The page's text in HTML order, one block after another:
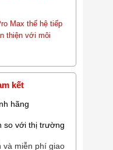
Max thế hệ tiếp
thiện với môi
kết
hãng
so với thị trường
và miễn phí giao